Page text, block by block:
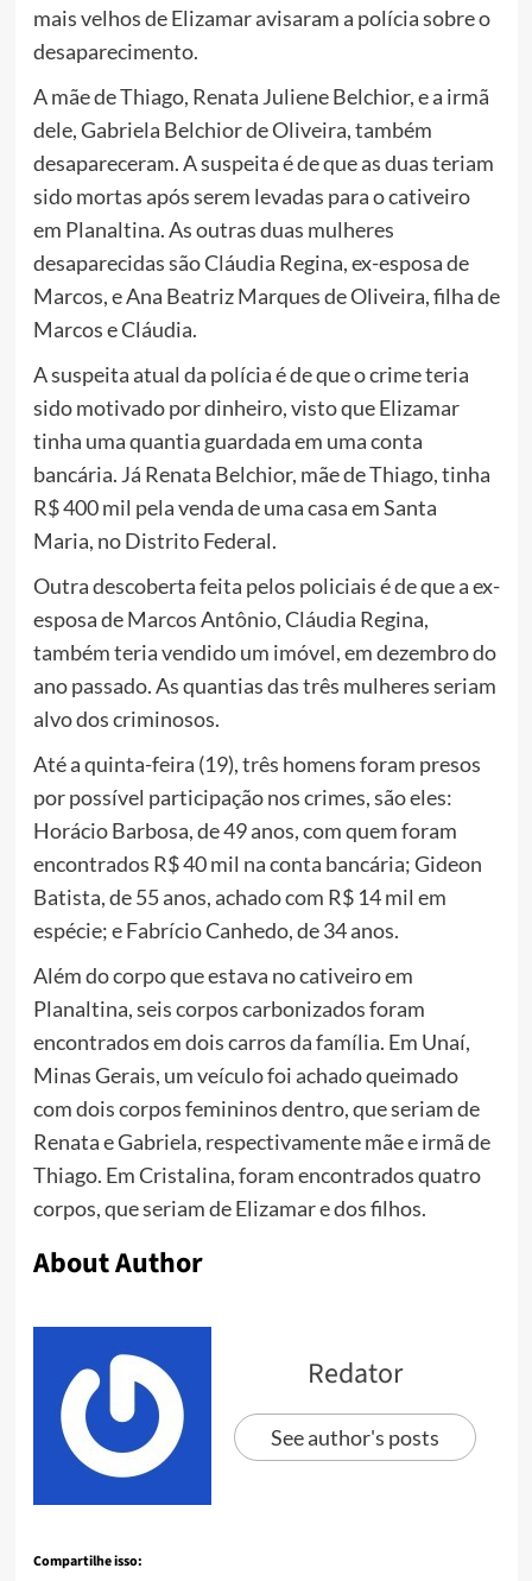
mais velhos de Elizamar avisaram a polícia sobre o
desaparecimento.
A mãe de Thiago, Renata Juliene Belchior, e a irmã
dele, Gabriela Belchior de Oliveira, também
desapareceram. A suspeita é de que as duas teriam
sido mortas após serem levadas para o cativeiro
em Planaltina. As outras duas mulheres
desaparecidas são Cláudia Regina, ex-esposa de
Marcos, e Ana Beatriz Marques de Oliveira, filha de
Marcos e Cláudia.
A suspeita atual da polícia é de que o crime teria
sido motivado por dinheiro, visto que Elizamar
tinha uma quantia guardada em uma conta
bancária. Já Renata Belchior, mãe de Thiago, tinha
R$ 400 mil pela venda de uma casa em Santa
Maria, no Distrito Federal.
Outra descoberta feita pelos policiais é de que a ex-
esposa de Marcos Antônio, Cláudia Regina,
também teria vendido um imóvel, em dezembro do
ano passado. As quantias das três mulheres seriam
alvo dos criminosos.
Até a quinta-feira (19), três homens foram presos
por possível participação nos crimes, são eles:
Horácio Barbosa, de 49 anos, com quem foram
encontrados R$ 40 mil na conta bancária; Gideon
Batista, de 55 anos, achado com R$ 14 mil em
espécie; e Fabrício Canhedo, de 34 anos.
Além do corpo que estava no cativeiro em
Planaltina, seis corpos carbonizados foram
encontrados em dois carros da família. Em Unaí,
Minas Gerais, um veículo foi achado queimado
com dois corpos femininos dentro, que seriam de
Renata e Gabriela, respectivamente mãe e irmã de
Thiago. Em Cristalina, foram encontrados quatro
corpos, que seriam de Elizamar e dos filhos.
About Author
Redator
See author's posts
Compartilhe isso: